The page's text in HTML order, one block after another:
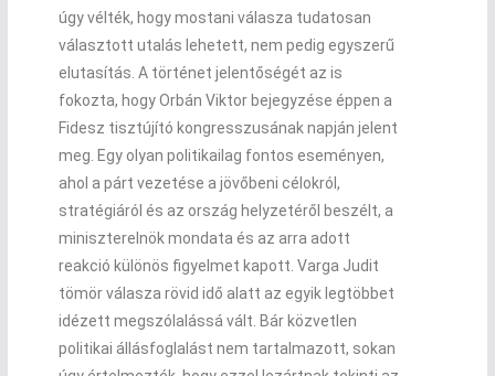
úgy vélték, hogy mostani válasza tudatosan
választott utalás lehetett, nem pedig egyszerű
elutasítás. A történet jelentőségét az is
fokozta, hogy Orbán Viktor bejegyzése éppen a
Fidesz tisztújító kongresszusának napján jelent
meg. Egy olyan politikailag fontos eseményen,
ahol a párt vezetése a jövőbeni célokról,
stratégiáról és az ország helyzetéről beszélt, a
miniszterelnök mondata és az arra adott
reakció különös figyelmet kapott. Varga Judit
tömör válasza rövid idő alatt az egyik legtöbbet
idézett megszólalássá vált. Bár közvetlen
politikai állásfoglalást nem tartalmazott, sokan